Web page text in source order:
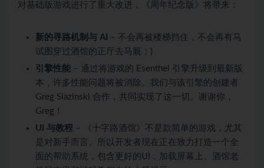
对基础版游戏进行了重大改进，《周年纪念版》将带来：
新的寻路机制与 AI – 不会再被楼梯挡住，不会再有马
试图穿过酒馆的正厅去马厩；)
引擎性能 – 通过将游戏的 Esenthel 引擎升级到最新版
本，许多性能问题将被消除。我们与该引擎的创建者
Greg Slazinski 合作，共同实现了这一切。谢谢你，
Greg！
UI 与教程 – 《十字路酒馆》不是款简单的游戏，尤其
是对新手而言。所以开发者现在正在致力打造一个全
面的帮助系统，包含更好的UI，加载屏幕上、酒馆老